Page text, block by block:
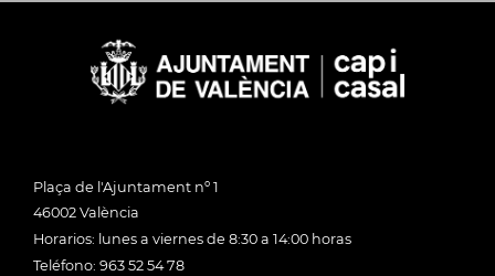
Plaça de l'Ajuntament nº 1
46002 València
Horarios: lunes a viernes de 8:30 a 14:00 horas
Teléfono: 963 52 54 78